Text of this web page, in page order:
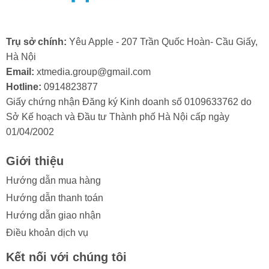
hành hoặc thay camera trước iPhone mới.
2. Khi nào cần thay camera trước cho
iPhone
camera trước iPhone bị va đập mạnh, bạn cần thay
camera trước iPhone 16 khi nhận thấy các dấu hiệu
sau:
- Ảnh hoặc video bị mờ, không thể lấy nét.
- Chất lượng ảnh chụp kém đi rõ rệt, xuất hiện các vết
đốm hoặc sọc lạ.
Trụ sở chính: Yêu Apple - 207 Trần Quốc Hoàn- Cầu Giấy,
Hà Nội
Email: xtmedia.group@gmail.com
Hotline: 0914823877
Giấy chứng nhận Đăng ký Kinh doanh số 0109633762 do
Sở Kế hoạch và Đầu tư Thành phố Hà Nội cấp ngày
01/04/2002
Giới thiệu
Hướng dẫn mua hàng
Hướng dẫn thanh toán
Hướng dẫn giao nhận
Điều khoản dịch vụ
Kết nối với chúng tôi